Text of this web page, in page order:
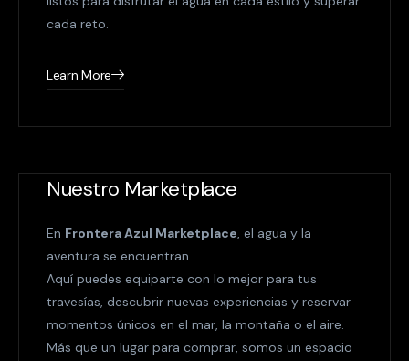
cada reto.
Learn More
Nuestro Marketplace
En Frontera Azul Marketplace, el agua y la
aventura se encuentran.
Aquí puedes equiparte con lo mejor para tus
travesías, descubrir nuevas experiencias y reservar
momentos únicos en el mar, la montaña o el aire.
Más que un lugar para comprar, somos un espacio